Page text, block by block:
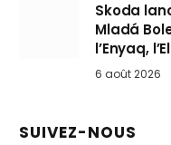
Skoda
Mladá
l’Enyaq,
6 août 2026
SUIVEZ-NOUS